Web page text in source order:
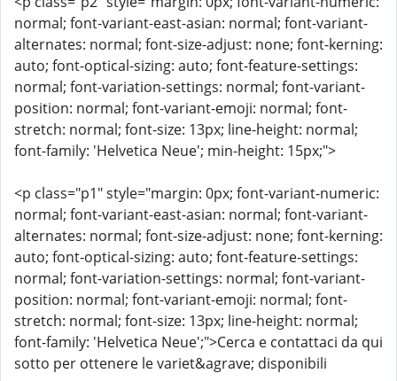
normal; font-variant-east-asian: normal; font-variant-
alternates: normal; font-size-adjust: none; font-kerning:
auto; font-optical-sizing: auto; font-feature-settings:
normal; font-variation-settings: normal; font-variant-
position: normal; font-variant-emoji: normal; font-
stretch: normal; font-size: 13px; line-height: normal;
font-family: 'Helvetica Neue'; min-height: 15px;">
<p class="p1" style="margin: 0px; font-variant-numeric:
normal; font-variant-east-asian: normal; font-variant-
alternates: normal; font-size-adjust: none; font-kerning:
auto; font-optical-sizing: auto; font-feature-settings:
normal; font-variation-settings: normal; font-variant-
position: normal; font-variant-emoji: normal; font-
stretch: normal; font-size: 13px; line-height: normal;
font-family: 'Helvetica Neue';">Cerca e contattaci da qui
sotto per ottenere le variet&agrave; disponibili